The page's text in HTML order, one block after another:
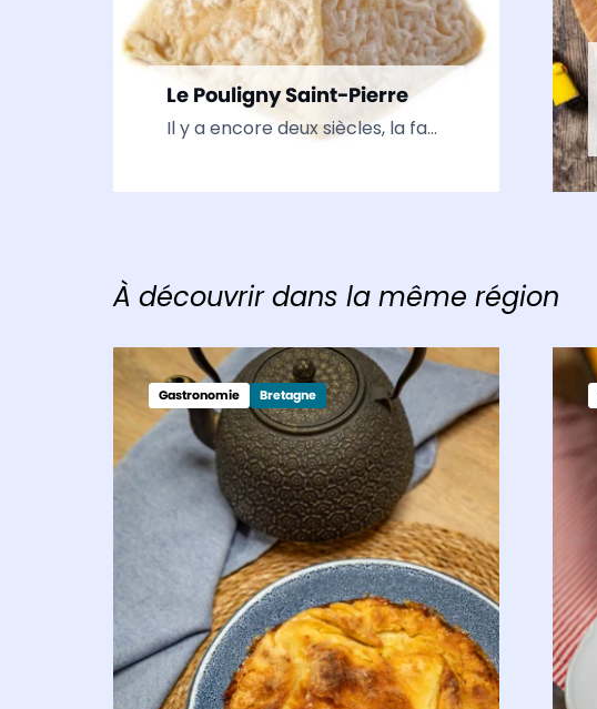
Le Pouligny Saint-Pierre
Il y a encore deux siècles, la fabrication du fromage était chose courante. On en faisait dans chaque ferme, pour la famille. C’était au moins le cas du Pouligny Saint-Pierre,…
À découvrir dans la même région
Gastronomie Bretagne